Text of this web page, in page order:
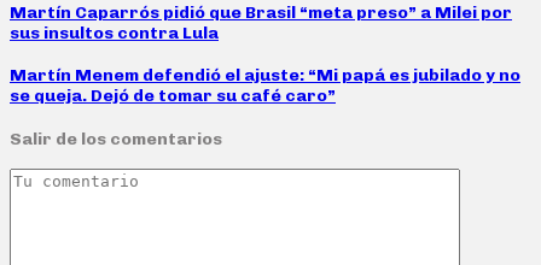
Martín Caparrós pidió que Brasil “meta preso” a Milei por
sus insultos contra Lula
Martín Menem defendió el ajuste: “Mi papá es jubilado y no
se queja. Dejó de tomar su café caro”
Salir de los comentarios